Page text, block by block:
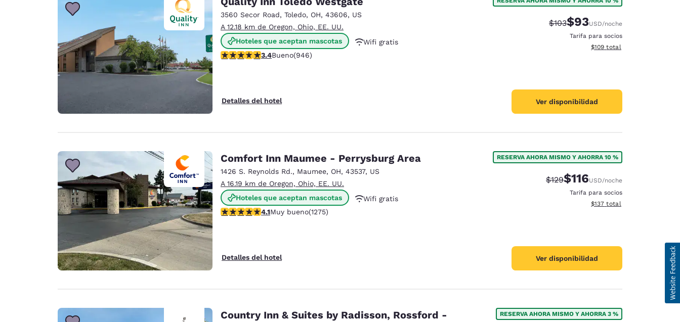
3560 Secor Road, Toledo, OH, 43606, US
A 12.18 km de Oregon, Ohio, EE. UU.
Hoteles que aceptan mascotas
Wifi gratis
Desayuno caliente gratis
Calificación de 3.42 estrellas. Bueno. 946 reseñas
3.4Bueno(946)
Detalles del hotel
Tarifa tachada:
$103Tarifa reducida:
$93USD/noche
Tarifa para socios
Ver detalles totales
$109 total
Ver disponibilidad
Comfort Inn Maumee - Perrysburg Area
1426 S. Reynolds Rd., Maumee, OH, 43537, US
A 16.19 km de Oregon, Ohio, EE. UU.
Hoteles que aceptan mascotas
Wifi gratis
Desayuno caliente gratis
Calificación de 4.1 estrellas. Muy bueno. 1275 reseñas
4.1Muy bueno(1275)
Detalles del hotel
RESERVA AHORA MISMO Y AHORRA 10 %
Tarifa tachada:
$129Tarifa reducida:
$116USD/noche
Tarifa para socios
Ver detalles totales
$137 total
Ver disponibilidad
Country Inn & Suites by Radisson, Rossford -
RESERVA AHORA MISMO Y AHORRA 3 %